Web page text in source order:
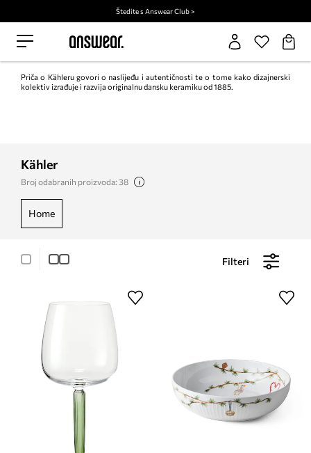
Štedite s Answear Club >
Priča o Kähleru govori o naslijeđu i autentičnosti te o tome kako dizajnerski
kolektiv izrađuje i razvija originalnu dansku keramiku od 1885.
Kähler
Broj odabranih proizvoda: 38
home
Filteri